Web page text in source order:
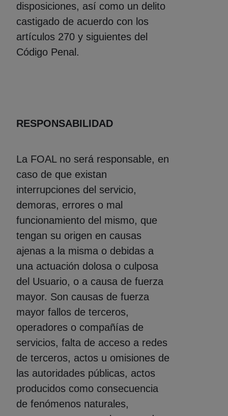
disposiciones, así como un delito
castigado de acuerdo con los
artículos 270 y siguientes del
Código Penal.
RESPONSABILIDAD
La FOAL no será responsable, en
caso de que existan
interrupciones del servicio,
demoras, errores o mal
funcionamiento del mismo, que
tengan su origen en causas
ajenas a la misma o debidas a
una actuación dolosa o culposa
del Usuario, o a causa de fuerza
mayor. Son causas de fuerza
mayor fallos de terceros,
operadores o compañías de
servicios, falta de acceso a redes
de terceros, actos u omisiones de
las autoridades públicas, actos
producidos como consecuencia
de fenómenos naturales,